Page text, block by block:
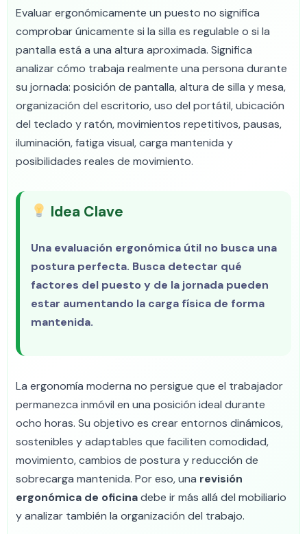
Evaluar ergonómicamente un puesto no significa
comprobar únicamente si la silla es regulable o si la
pantalla está a una altura aproximada. Significa
analizar cómo trabaja realmente una persona durante
su jornada: posición de pantalla, altura de silla y mesa,
organización del escritorio, uso del portátil, ubicación
del teclado y ratón, movimientos repetitivos, pausas,
iluminación, fatiga visual, carga mantenida y
posibilidades reales de movimiento.
Idea Clave
Una evaluación ergonómica útil no busca una
postura perfecta. Busca detectar qué
factores del puesto y de la jornada pueden
estar aumentando la carga física de forma
mantenida.
La ergonomía moderna no persigue que el trabajador
permanezca inmóvil en una posición ideal durante
ocho horas. Su objetivo es crear entornos dinámicos,
sostenibles y adaptables que faciliten comodidad,
movimiento, cambios de postura y reducción de
sobrecarga mantenida. Por eso, una revisión
ergonómica de oficinadebe ir más allá del mobiliario
y analizar también la organización del trabajo.